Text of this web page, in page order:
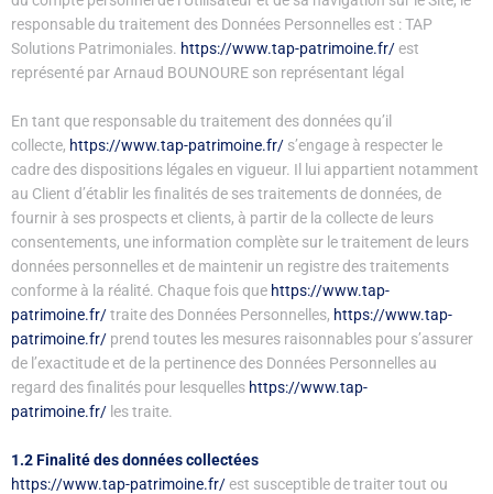
responsable du traitement des Données Personnelles est : TAP
Solutions Patrimoniales. https://www.tap-patrimoine.fr/est
représenté par Arnaud BOUNOURE son représentant légal
En tant que responsable du traitement des données qu’il
collecte, https://www.tap-patrimoine.fr/ s’engage à respecter le
cadre des dispositions légales en vigueur. Il lui appartient notamment
au Client d’établir les finalités de ses traitements de données, de
fournir à ses prospects et clients, à partir de la collecte de leurs
consentements, une information complète sur le traitement de leurs
données personnelles et de maintenir un registre des traitements
conforme à la réalité. Chaque fois que https://www.tap-
patrimoine.fr/traite des Données Personnelles, https://www.tap-
patrimoine.fr/ prend toutes les mesures raisonnables pour s’assurer
de l’exactitude et de la pertinence des Données Personnelles au
regard des finalités pour lesquelles https://www.tap-
patrimoine.fr/ les traite.
1.2 Finalité des données collectées
https://www.tap-patrimoine.fr/est susceptible de traiter tout ou